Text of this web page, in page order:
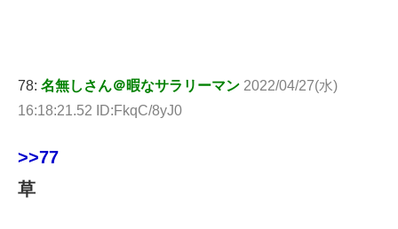
78: 名無しさん＠暇なサラリーマン 2022/04/27(水)
16:18:21.52 ID:FkqC/8yJ0
>>77
草